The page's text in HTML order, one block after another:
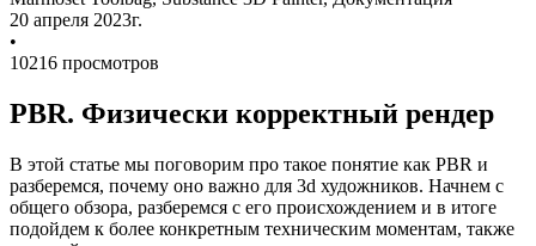
20 апреля 2023г.
•
10216 просмотров
PBR. Физически корректный рендер
В этой статье мы поговорим про такое понятие как PBR и
разберемся, почему оно важно для 3d художников. Начнем с
общего обзора, разберемся с его происхождением и в итоге
подойдем к более конкретным техническим моментам, также